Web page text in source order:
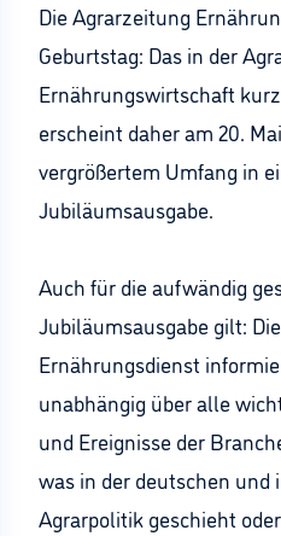
Die Agrarzeitung
Geburtstag: Das in der
Ernährungswirtschaft
erscheint daher am 20.
vergrößertem Umfang in
Jubiläumsausgabe.
Auch für die aufwändig
Jubiläumsausgabe gilt:
Ernährungsdienst
unabhängig über alle
und Ereignisse der
was in der deutschen
Agrarpolitik geschieht